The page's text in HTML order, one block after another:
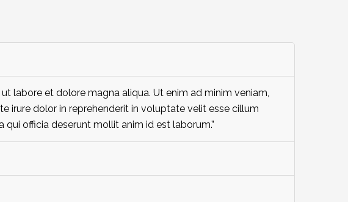
labore et dolore magna aliqua. Ut enim ad minim veniam,
irure dolor in reprehenderit in voluptate velit esse cillum
officia deserunt mollit anim id est laborum.”